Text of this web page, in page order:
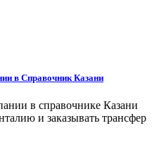
в Справочник Казани
в справочнике Казани
и заказывать трансфер